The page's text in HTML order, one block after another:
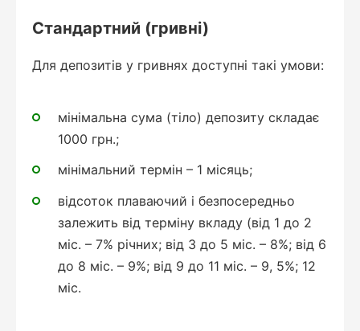
Стандартний (гривні)
Для депозитів у гривнях доступні такі умови:
мінімальна сума (тіло) депозиту складає
1000 грн.;
мінімальний термін – 1 місяць;
відсоток плаваючий і безпосередньо
залежить від терміну вкладу (від 1 до 2
міс. – 7% річних; від 3 до 5 міс. – 8%; від 6
до 8 міс. – 9%; від 9 до 11 міс. – 9, 5%; 12
міс.